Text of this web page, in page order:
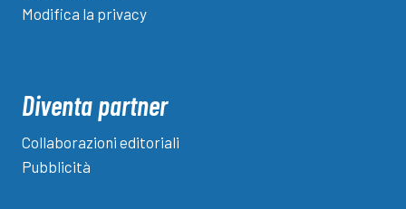
Modifica la privacy
Diventa partner
Collaborazioni editoriali
Pubblicità